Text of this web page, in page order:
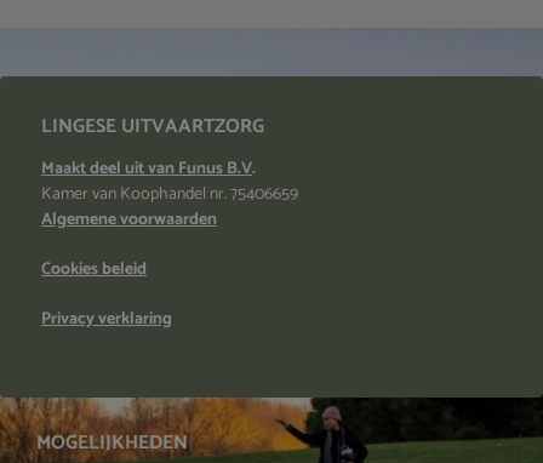
MOGELIJKHEDEN
LINGESE UITVAARTZORG
Maakt deel uit van Funus B.V.
Kamer van Koophandel nr. 75406659
Algemene voorwaarden
Cookies beleid
Privacy verklaring